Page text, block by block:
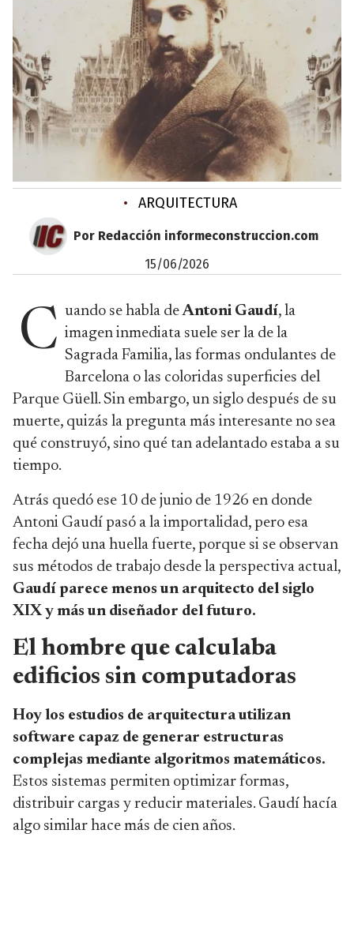
• ARQUITECTURA
Por Redacción informeconstruccion.com
15/06/2026
C uando se habla deAntoni Gaudí, la
imagen inmediata suele ser la de la
Sagrada Familia, las formas ondulantes de
Barcelona o las coloridas superficies del
Parque Güell. Sin embargo, un siglo después de su
muerte, quizás la pregunta más interesante no sea
qué construyó, sino qué tan adelantado estaba a su
tiempo.
Atrás quedó ese 10 de junio de 1926 en donde
Antoni Gaudí pasó a la importalidad, pero esa
fecha dejó una huella fuerte, porque si se observan
sus métodos de trabajo desde la perspectiva actual,
Gaudí parece menos un arquitecto del siglo
XIX y más un diseñador del futuro.
El hombre que calculaba
edificios sin computadoras
Hoy los estudios de arquitectura utilizan
software capaz de generar estructuras
complejas mediante algoritmos matemáticos.
Estos sistemas permiten optimizar formas,
distribuir cargas y reducir materiales. Gaudí hacía
algo similar hace más de cien años.